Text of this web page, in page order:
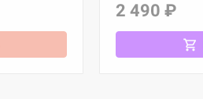
2 490 ₽